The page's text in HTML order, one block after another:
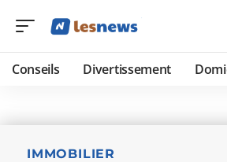
Conseils Divertissement
IMMOBILIER